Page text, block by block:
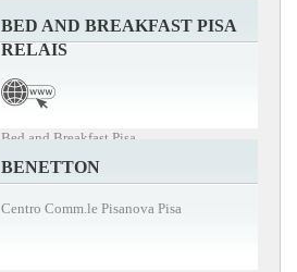
BED AND BREAKFAST PISA
RELAIS
Bed and Breakfast Pisa
BENETTON
Centro Comm.le Pisanova Pisa